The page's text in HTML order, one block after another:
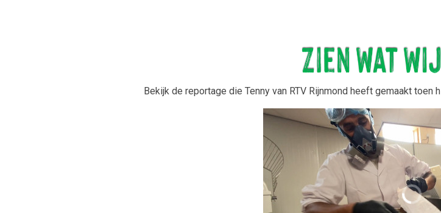
Bekijk de reportage die Tenny van RTV Rijnmond heeft gemaakt